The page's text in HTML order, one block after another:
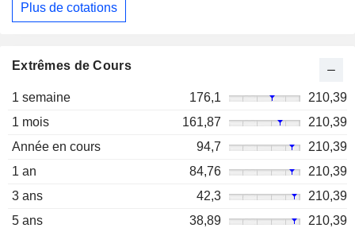
Plus de cotations
Extrêmes de Cours
1 semaine 176,1
210,39
1 mois
161,87
210,39
Année en cours
94,7
210,39
1 an
84,76
210,39
3 ans
42,3
210,39
5 ans
38,89
210,39